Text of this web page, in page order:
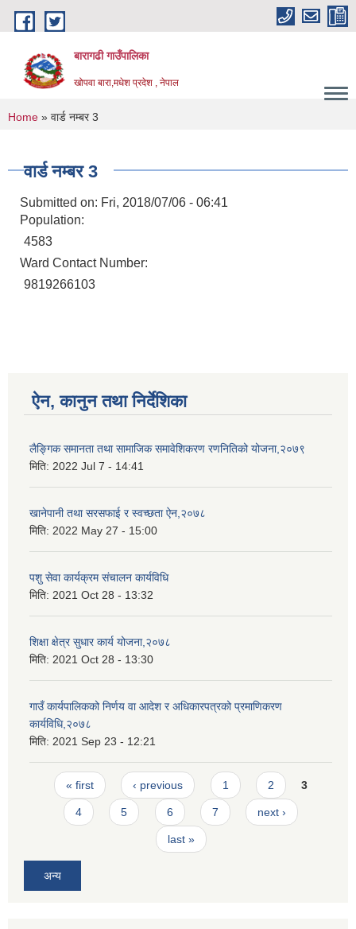
Skip to main content
बारागढी गाउँपालिका
खोपवा बारा,मधेश प्रदेश , नेपाल
You are here
Home » वार्ड नम्बर 3
वार्ड नम्बर 3
Submitted on: Fri, 2018/07/06 - 06:41
Population:
4583
Ward Contact Number:
9819266103
ऐन, कानुन तथा निर्देशिका
लैङ्गिक समानता तथा सामाजिक समावेशिकरण रणनितिको योजना,२०७९
मिति: 2022 Jul 7 - 14:41
खानेपानी तथा सरसफाई र स्वच्छता ऐन,२०७८
मिति: 2022 May 27 - 15:00
पशु सेवा कार्यक्रम संचालन कार्यविधि
मिति: 2021 Oct 28 - 13:32
शिक्षा क्षेत्र सुधार कार्य योजना,२०७८
मिति: 2021 Oct 28 - 13:30
गाउँ कार्यपालिकको निर्णय वा आदेश र अधिकारपत्रको प्रमाणिकरण
कार्यविधि,२०७८
मिति: 2021 Sep 23 - 12:21
Pages
« first ‹ previous 1 2 3
4 5 6 7 next ›
last »
अन्य